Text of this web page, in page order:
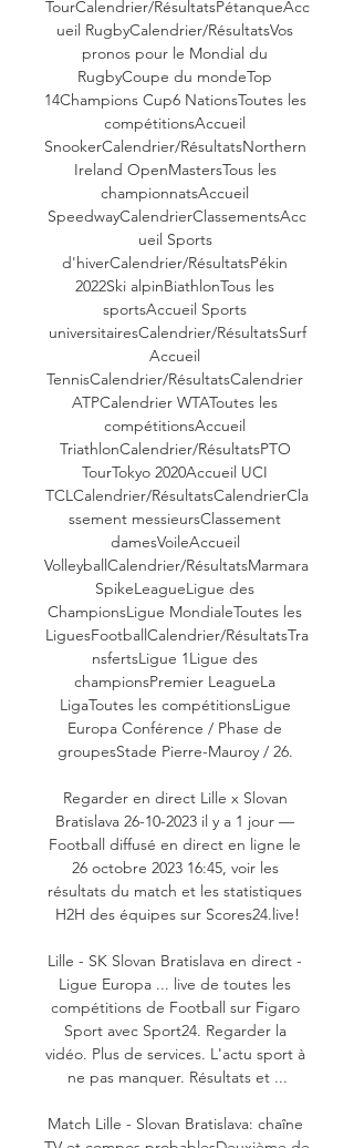
TourCalendrier/RésultatsPétanqueAcc
ueil RugbyCalendrier/RésultatsVos
pronos pour le Mondial du
RugbyCoupe du mondeTop
14Champions Cup6 NationsToutes les
compétitionsAccueil
SnookerCalendrier/RésultatsNorthern
Ireland OpenMastersTous les
championnatsAccueil
SpeedwayCalendrierClassementsAcc
ueil Sports
d'hiverCalendrier/RésultatsPékin
2022Ski alpinBiathlonTous les
sportsAccueil Sports
universitairesCalendrier/RésultatsSurf
Accueil
TennisCalendrier/RésultatsCalendrier
ATPCalendrier WTAToutes les
compétitionsAccueil
TriathlonCalendrier/RésultatsPTO
TourTokyo 2020Accueil UCI
TCLCalendrier/RésultatsCalendrierCla
ssement messieursClassement
damesVoileAccueil
VolleyballCalendrier/RésultatsMarmara
SpikeLeagueLigue des
ChampionsLigue MondialeToutes les
LiguesFootballCalendrier/RésultatsTra
nsfertsLigue 1Ligue des
championsPremier LeagueLa
LigaToutes les compétitionsLigue
Europa Conférence / Phase de
groupesStade Pierre-Mauroy / 26.
Regarder en direct Lille x Slovan
Bratislava 26-10-2023 il y a 1 jour —
Football diffusé en direct en ligne le
26 octobre 2023 16:45, voir les
résultats du match et les statistiques
H2H des équipes sur Scores24.live!
Lille - SK Slovan Bratislava en direct -
Ligue Europa ... live de toutes les
compétitions de Football sur Figaro
Sport avec Sport24. Regarder la
vidéo. Plus de services. L'actu sport à
ne pas manquer. Résultats et ...
Match Lille - Slovan Bratislava: chaîne